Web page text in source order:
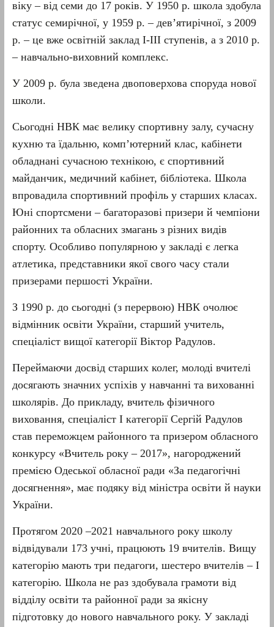
віку – від семи до 17 років. У 1950 р. школа здобула
статус семирічної, у 1959 р. – дев’ятирічної, з 2009
р. – це вже освітній заклад І-ІІІ ступенів, а з 2010 р.
– навчально-виховний комплекс.
У 2009 р. була зведена двоповерхова споруда нової
школи.
Сьогодні НВК має велику спортивну залу, сучасну
кухню та їдальню, комп’ютерний клас, кабінети
обладнані сучасною технікою, є спортивний
майданчик, медичний кабінет, бібліотека. Школа
впровадила спортивний профіль у старших класах.
Юні спортсмени – багаторазові призери й чемпіони
районних та обласних змагань з різних видів
спорту. Особливо популярною у закладі є легка
атлетика, представники якої свого часу стали
призерами першості України.
З 1990 р. до сьогодні (з перервою) НВК очолює
відмінник освіти України, старший учитель,
спеціаліст вищої категорії Віктор Радулов.
Переймаючи досвід старших колег, молоді вчителі
досягають значних успіхів у навчанні та вихованні
школярів. До прикладу, вчитель фізичного
виховання, спеціаліст І категорії Сергій Радулов
став переможцем районного та призером обласного
конкурсу «Вчитель року – 2017», нагороджений
премією Одеської обласної ради «За педагогічні
досягнення», має подяку від міністра освіти й науки
України.
Протягом 2020 –2021 навчального року школу
відвідували 173 учні, працюють 19 вчителів. Вищу
категорію мають три педагоги, шестеро вчителів – І
категорію. Школа не раз здобувала грамоти від
відділу освіти та районної ради за якісну
підготовку до нового навчального року. У закладі